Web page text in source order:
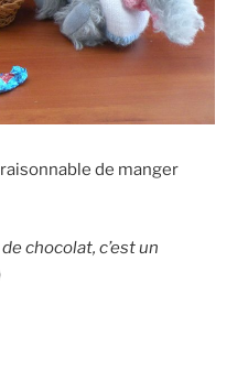
de manger
chocolat, c’est un